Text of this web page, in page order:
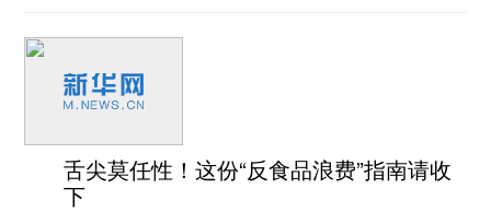
舌尖莫任性！这份“反食品浪费”指南请收
下